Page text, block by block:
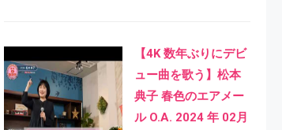
【4K 数年ぶりにデビ
ュー曲を歌う】松本
典子 春色のエアメー
ル O.A. 2024 年 02月